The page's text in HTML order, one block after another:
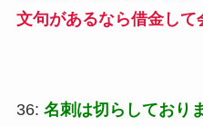
文句があるなら借金して
36: 名刺は切らしており